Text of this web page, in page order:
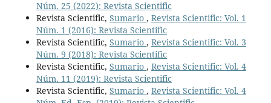
Núm. 25 (2022): Revista Scientific
Revista Scientific, Sumario , Revista Scientific: Vol. 1
Núm. 1 (2016): Revista Scientific
Revista Scientific, Sumario , Revista Scientific: Vol. 3
Núm. 9 (2018): Revista Scientific
Revista Scientific, Sumario , Revista Scientific: Vol. 4
Núm. 11 (2019): Revista Scientific
Revista Scientific, Sumario , Revista Scientific: Vol. 4